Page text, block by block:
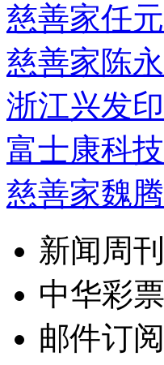
慈善家任
慈善家陈
浙江兴发
富士康科
慈善家魏
新闻周刊
中华彩票
邮件订阅